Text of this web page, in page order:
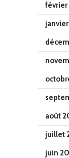
février
août
juillet
juin